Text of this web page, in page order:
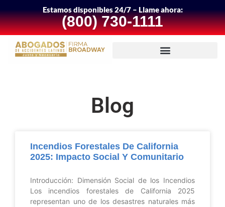
Estamos disponibles 24/7 – Llame ahora:
(800) 730-1111
Blog
Incendios Forestales De California
2025: Impacto Social Y Comunitario
Introducción: Dimensión Social de los Incendios
Los incendios forestales de California 2025
representan uno de los desastres naturales más